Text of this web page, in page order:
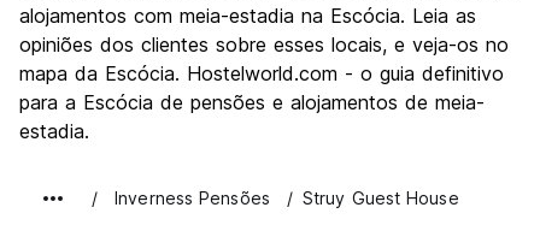
Custo-beneficio
7.8
alojamentos com meia-estadia na Escócia. Leia as
opiniões dos clientes sobre esses locais, e veja-os no
mapa da Escócia. Hostelworld.com - o guia definitivo
para a Escócia de pensões e alojamentos de meia-
estadia.
Inverness Pensões Struy Guest House